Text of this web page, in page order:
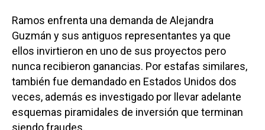
Ramos enfrenta una demanda de Alejandra
Guzmán y sus antiguos representantes ya que
ellos invirtieron en uno de sus proyectos pero
nunca recibieron ganancias. Por estafas similares,
también fue demandado en Estados Unidos dos
veces, además es investigado por llevar adelante
esquemas piramidales de inversión que terminan
siendo fraudes.